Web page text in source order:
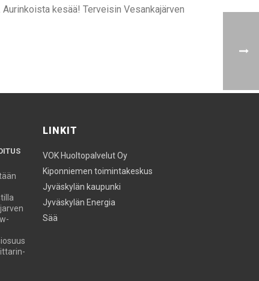
kesää! Terveisin Vesankajärven
LINKIT
VOK Huoltopalvelut Oy
Kiponniemen toimintakeskus
Jyväskylän kaupunki
Jyväskylän Energia
Sää